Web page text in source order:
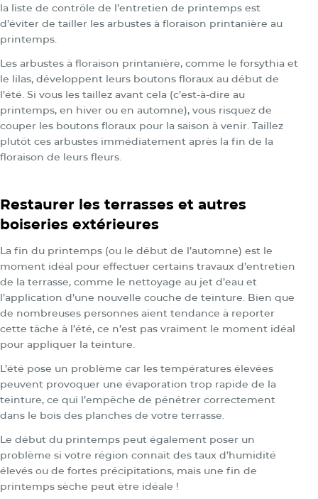
la liste de contrôle de l’entretien de printemps est
d’éviter de tailler les arbustes à floraison printanière au
printemps.
Les arbustes à floraison printanière, comme le forsythia et
le lilas, développent leurs boutons floraux au début de
l’été. Si vous les taillez avant cela (c’est-à-dire au
printemps, en hiver ou en automne), vous risquez de
couper les boutons floraux pour la saison à venir. Taillez
plutôt ces arbustes immédiatement après la fin de la
floraison de leurs fleurs.
Restaurer les terrasses et autres
boiseries extérieures
La fin du printemps (ou le début de l’automne) est le
moment idéal pour effectuer certains travaux d’entretien
de la terrasse, comme le nettoyage au jet d’eau et
l’application d’une nouvelle couche de teinture. Bien que
de nombreuses personnes aient tendance à reporter
cette tâche à l’été, ce n’est pas vraiment le moment idéal
pour appliquer la teinture.
L’été pose un problème car les températures élevées
peuvent provoquer une évaporation trop rapide de la
teinture, ce qui l’empêche de pénétrer correctement
dans le bois des planches de votre terrasse.
Le début du printemps peut également poser un
problème si votre région connaît des taux d’humidité
élevés ou de fortes précipitations, mais une fin de
printemps sèche peut être idéale !